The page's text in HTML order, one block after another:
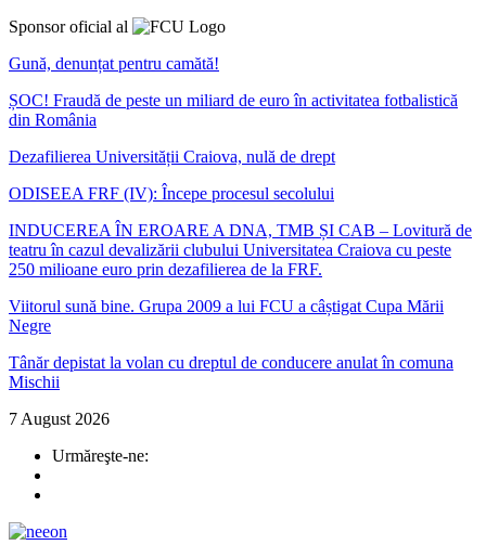
Sponsor oficial al
Gună, denunțat pentru camătă!
ȘOC! Fraudă de peste un miliard de euro în activitatea fotbalistică
din România
Dezafilierea Universității Craiova, nulă de drept
ODISEEA FRF (IV): Începe procesul secolului
INDUCEREA ÎN EROARE A DNA, TMB ȘI CAB – Lovitură de
teatru în cazul devalizării clubului Universitatea Craiova cu peste
250 milioane euro prin dezafilierea de la FRF.
Viitorul sună bine. Grupa 2009 a lui FCU a câștigat Cupa Mării
Negre
Tânăr depistat la volan cu dreptul de conducere anulat în comuna
Mischii
7 August 2026
Urmăreşte-ne: